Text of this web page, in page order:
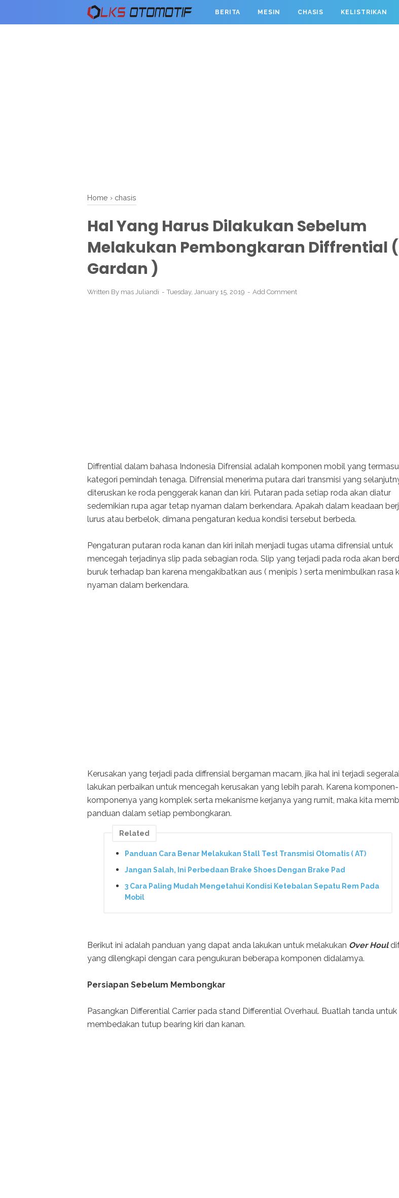
BERITA MESIN CHASIS KELISTRIKAN
Home › chasis
Hal Yang Harus Dilakukan Sebelum
Melakukan Pembongkaran Diffrential (
Gardan )
Written By mas Juliandi Tuesday, January 15, 2019 Add Comment
Diffrential dalam bahasa Indonesia Difrensial adalah komponen mobil yang
kategori pemindah tenaga. Difrensial menerima putara dari transmisi yang
diteruskan ke roda penggerak kanan dan kiri. Putaran pada setiap roda akan diatur
sedemikian rupa agar tetap nyaman dalam berkendara. Apakah dalam keadaan
lurus atau berbelok, dimana pengaturan kedua kondisi tersebut berbeda.
Pengaturan putaran roda kanan dan kiri inilah menjadi tugas utama difrensial untuk
mencegah terjadinya slip pada sebagian roda. Slip yang terjadi pada roda akan
buruk terhadap ban karena mengakibatkan aus ( menipis ) serta menimbulkan rasa
nyaman dalam berkendara.
Kerusakan yang terjadi pada diffrensial bergaman macam, jika hal ini terjadi
lakukan perbaikan untuk mencegah kerusakan yang lebih parah. Karena komponen-
komponenya yang komplek serta mekanisme kerjanya yang rumit, maka kita
panduan dalam setiap pembongkaran.
Related
Panduan Cara Benar Melakukan Stall Test Transmisi Otomatis ( AT)
Jangan Salah, Ini Perbedaan Brake Shoes Dengan Brake Pad
3 Cara Paling Mudah Mengetahui Kondisi Ketebalan Sepatu Rem Pada
Mobil
Berikut ini adalah panduan yang dapat anda lakukan untuk melakukan Over Houl
yang dilengkapi dengan cara pengukuran beberapa komponen didalamya.
Persiapan Sebelum Membongkar
Pasangkan Differential Carrier pada stand Differential Overhaul. Buatlah tanda untuk
membedakan tutup bearing kiri dan kanan.